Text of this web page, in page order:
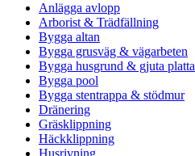
Anlägga avlopp
Arborist & Trädfällning
Bygga altan
Bygga grusväg & vägarbeten
Bygga husgrund & gjuta platta
Bygga pool
Bygga stentrappa & stödmur
Dränering
Gräsklippning
Häckklippning